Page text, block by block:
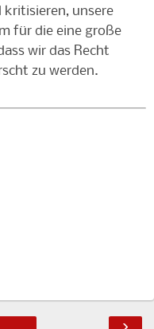
kritisieren, unsere
für die eine große
wir das Recht
zu werden.